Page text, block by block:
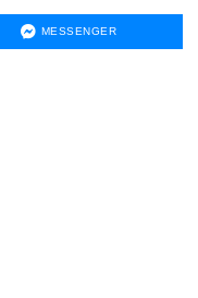
MESSENGER